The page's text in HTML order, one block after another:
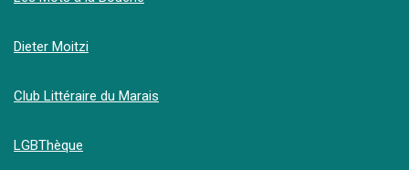
Dieter Moitzi
Club Littéraire du Marais
LGBThèque